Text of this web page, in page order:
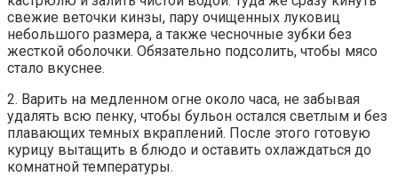
свежие веточки кинзы, пару очищенных луковиц
небольшого размера, а также чесночные зубки без
жесткой оболочки. Обязательно подсолить, чтобы мясо
стало вкуснее.
2. Варить на медленном огне около часа, не забывая
удалять всю пенку, чтобы бульон остался светлым и без
плавающих темных вкраплений. После этого готовую
курицу вытащить в блюдо и оставить охлаждаться до
комнатной температуры.